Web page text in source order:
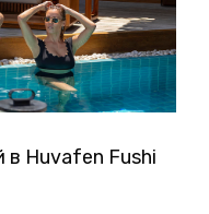
Huvafen Fushi